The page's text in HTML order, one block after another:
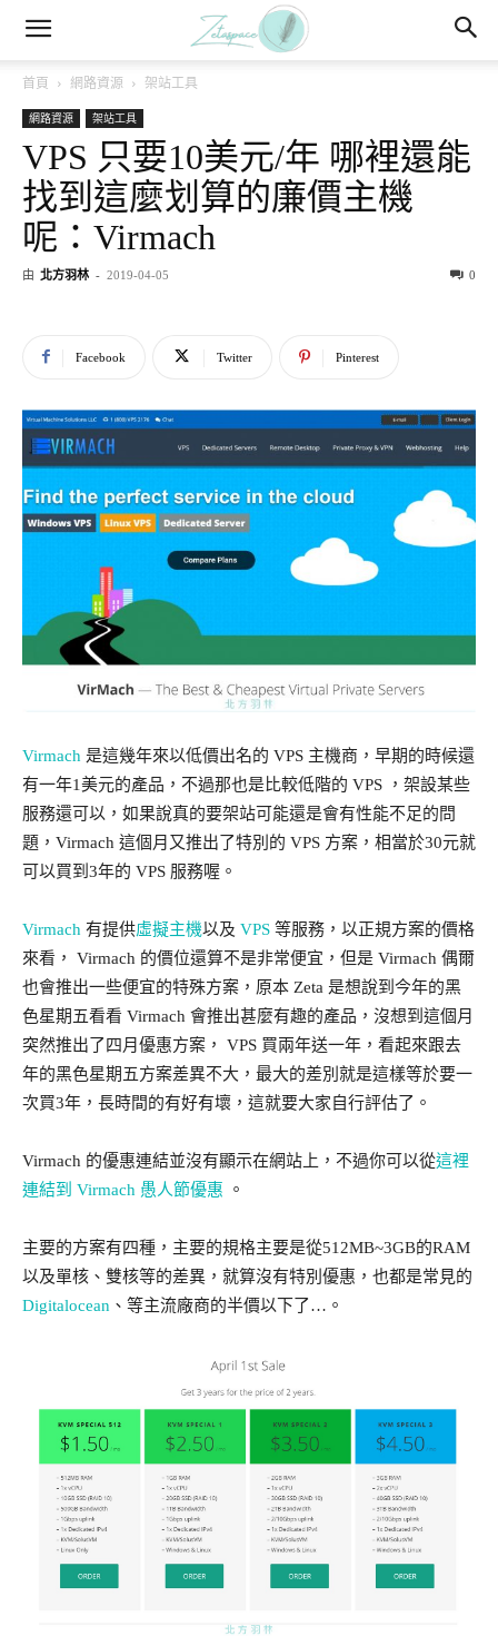
首頁 網路資源 架站工具
網路資源 架站工具
VPS 只要10美元/年 哪裡還能
找到這麼划算的廉價主機
呢：Virmach
由 北方羽林 - 2019-04-05 0
Facebook Twitter Pinterest
Virmach 是這幾年來以低價出名的 VPS 主機商，早期的時候還
有一年1美元的產品，不過那也是比較低階的 VPS ，架設某些
服務還可以，如果說真的要架站可能還是會有性能不足的問
題，Virmach 這個月又推出了特別的 VPS 方案，相當於30元就
可以買到3年的 VPS 服務喔。
Virmach 有提供虛擬主機以及 VPS 等服務，以正規方案的價格
來看， Virmach 的價位還算不是非常便宜，但是 Virmach 偶爾
也會推出一些便宜的特殊方案，原本 Zeta 是想說到今年的黑
色星期五看看 Virmach 會推出甚麼有趣的產品，沒想到這個月
突然推出了四月優惠方案， VPS 買兩年送一年，看起來跟去
年的黑色星期五方案差異不大，最大的差別就是這樣等於要一
次買3年，長時間的有好有壞，這就要大家自行評估了。
Virmach 的優惠連結並沒有顯示在網站上，不過你可以從這裡
連結到 Virmach 愚人節優惠 。
主要的方案有四種，主要的規格主要是從512MB~3GB的RAM
以及單核、雙核等的差異，就算沒有特別優惠，也都是常見的
Digitalocean 、等主流廠商的半價以下了…。